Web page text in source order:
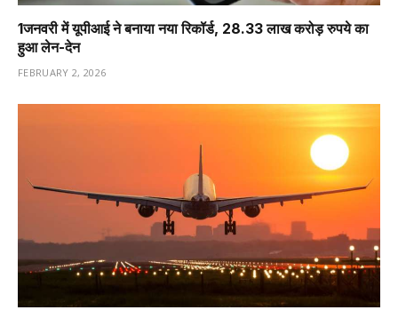
1️जनवरी में यूपीआई ने बनाया नया रिकॉर्ड, 28.33 लाख करोड़ रुपये का
हुआ लेन-देन
FEBRUARY 2, 2026